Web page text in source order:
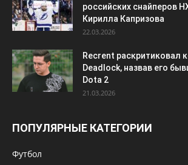
российских снайперов
Кирилла Капризова
22.03.2026
Recrent раскритиковал
Deadlock, назвав его
Dota 2
21.03.2026
ПОПУЛЯРНЫЕ КАТЕГОРИИ
Футбол